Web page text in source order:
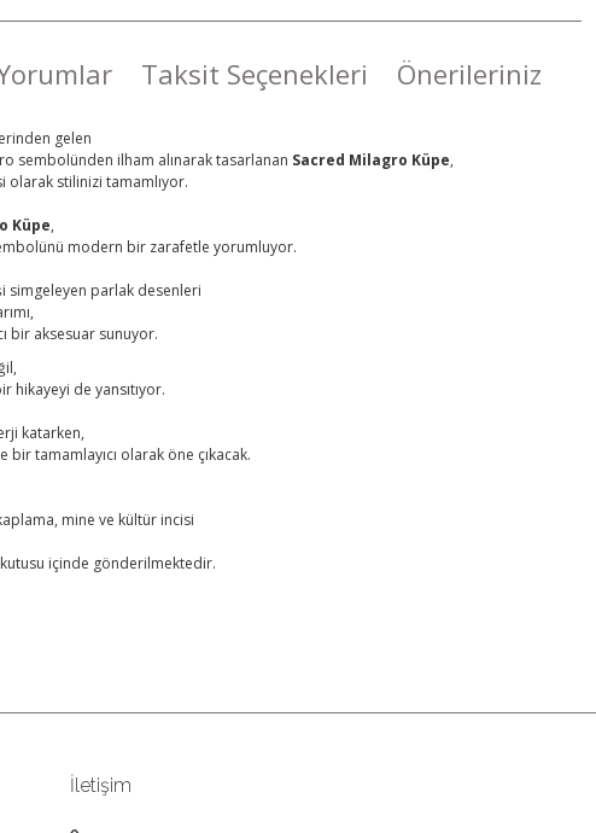
Taksit Seçenekleri Önerileriniz
gelen
sembolünden ilham alınarak tasarlanan Sacred Milagro Küpe,
olarak stilinizi tamamlıyor.
Küpe,
modern bir zarafetle yorumluyor.
simgeleyen parlak desenleri
bir aksesuar sunuyor.
hikayeyi de yansıtıyor.
katarken,
tamamlayıcı olarak öne çıkacak.
mine ve kültür incisi
içinde gönderilmektedir.
bilgiler bulunuyor.
İletişim